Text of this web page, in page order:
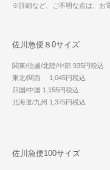
※詳細など、ご不明な点は、お
佐川急便８0サイズ
関東/信越/北陸/中部 935円税込
東北/関西 1,045円税込
四国/中国 1,155円税込
北海道/九州 1,375円税込
佐川急便100サイズ